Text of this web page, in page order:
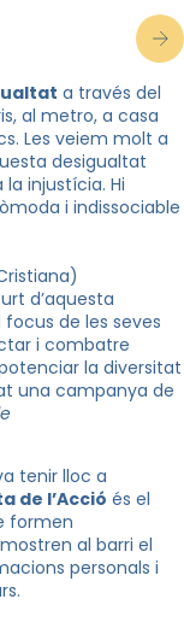
a través del
al metro, a casa
Les veiem molt a
desigualtat
injustícia. Hi
i indissociable
d’aquesta
de les seves
i combatre
la diversitat
una campanya de
tenir lloc a
de l’Acció és el
formen
mostren al barri el
personals i